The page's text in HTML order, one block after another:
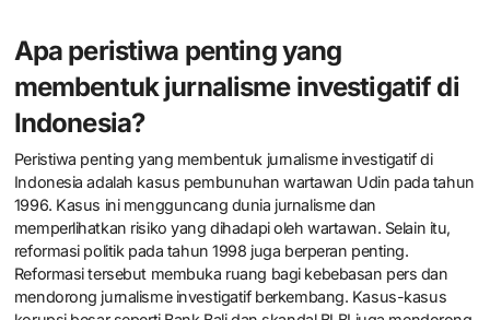
Apa peristiwa penting yang
membentuk jurnalisme investigatif di
Indonesia?
Peristiwa penting yang membentuk jurnalisme investigatif di
Indonesia adalah kasus pembunuhan wartawan Udin pada tahun
1996. Kasus ini mengguncang dunia jurnalisme dan
memperlihatkan risiko yang dihadapi oleh wartawan. Selain itu,
reformasi politik pada tahun 1998 juga berperan penting.
Reformasi tersebut membuka ruang bagi kebebasan pers dan
mendorong jurnalisme investigatif berkembang. Kasus-kasus